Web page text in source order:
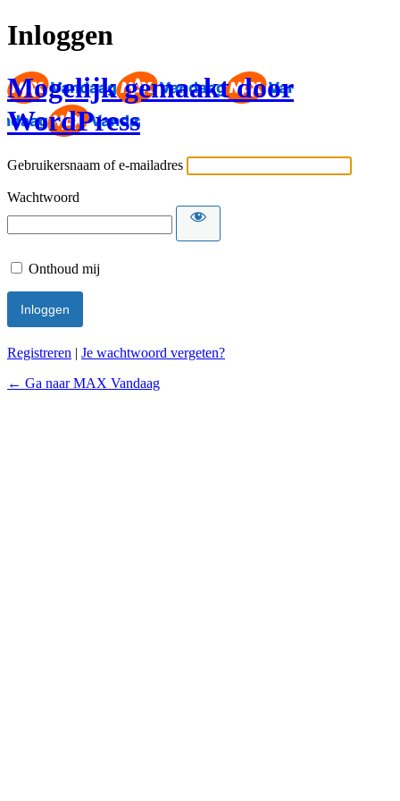
Inloggen
Mogelijk gemaakt door
WordPress
Gebruikersnaam of e-mailadres
Wachtwoord
Onthoud mij
Registreren | Je wachtwoord vergeten?
← Ga naar MAX Vandaag